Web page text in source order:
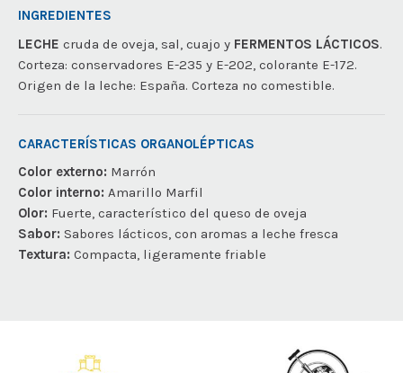
INGREDIENTES
LECHE cruda de oveja, sal, cuajo y FERMENTOS LÁCTICOS.
Corteza: conservadores E-235 y E-202, colorante E-172.
Origen de la leche: España. Corteza no comestible.
CARACTERÍSTICAS ORGANOLÉPTICAS
Color externo: Marrón
Color interno: Amarillo Marfil
Olor: Fuerte, característico del queso de oveja
Sabor: Sabores lácticos, con aromas a leche fresca
Textura: Compacta, ligeramente friable